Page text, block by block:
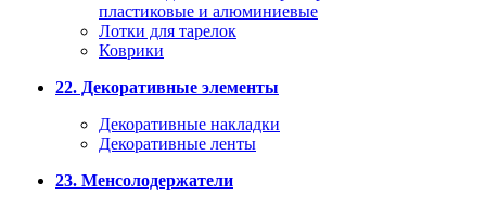
пластиковые и алюминиевые
Лотки для тарелок
Коврики
22. Декоративные элементы
Декоративные накладки
Декоративные ленты
23. Менсолодержатели